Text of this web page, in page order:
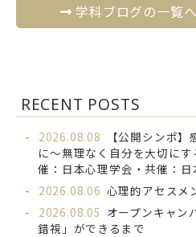
学科ブログの一覧へ
RECENT POSTS
2026.08.08
【公開シンポ
に～無理なく自分を大切に
催：日本心理学会・共催：日
2026.08.06 心理的アセスメ
2026.08.05 オープンキャン
錯視」ができるまで